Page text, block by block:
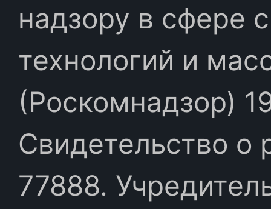
надзору в сфере
технологий и
(Роскомнадзор)
Свидетельство
77888.